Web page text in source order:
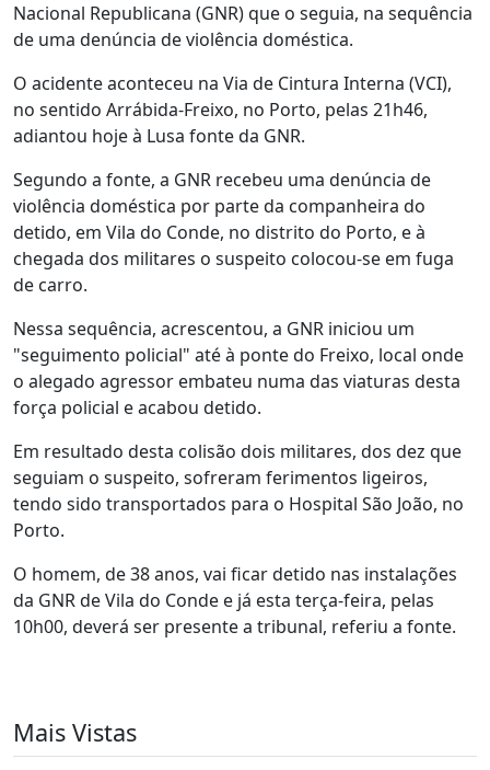
Nacional Republicana (GNR) que o seguia, na sequência
de uma denúncia de violência doméstica.
O acidente aconteceu na Via de Cintura Interna (VCI),
no sentido Arrábida-Freixo, no Porto, pelas 21h46,
adiantou hoje à Lusa fonte da GNR.
Segundo a fonte, a GNR recebeu uma denúncia de
violência doméstica por parte da companheira do
detido, em Vila do Conde, no distrito do Porto, e à
chegada dos militares o suspeito colocou-se em fuga
de carro.
Nessa sequência, acrescentou, a GNR iniciou um
"seguimento policial" até à ponte do Freixo, local onde
o alegado agressor embateu numa das viaturas desta
força policial e acabou detido.
Em resultado desta colisão dois militares, dos dez que
seguiam o suspeito, sofreram ferimentos ligeiros,
tendo sido transportados para o Hospital São João, no
Porto.
O homem, de 38 anos, vai ficar detido nas instalações
da GNR de Vila do Conde e já esta terça-feira, pelas
10h00, deverá ser presente a tribunal, referiu a fonte.
Mais Vistas